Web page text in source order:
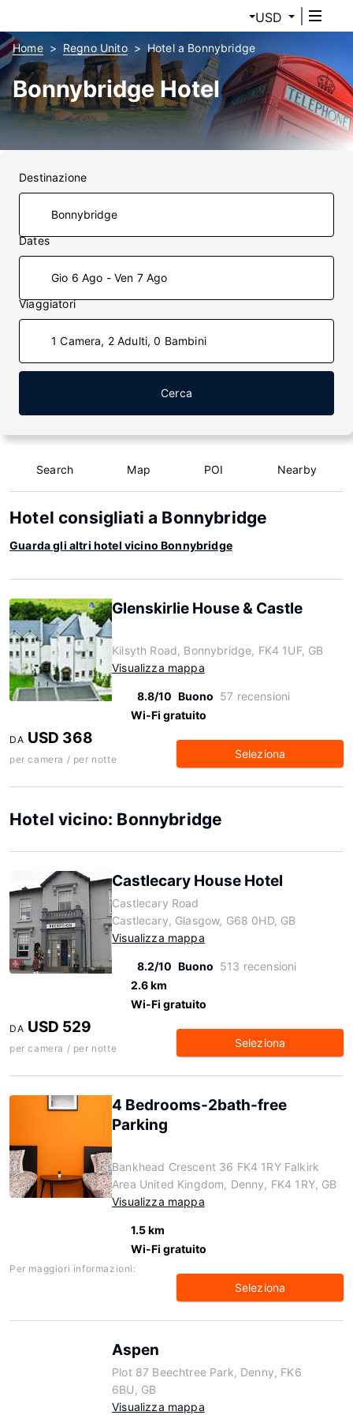
USD
Home Regno Unito Hotel a Bonnybridge
Bonnybridge Hotel
Destinazione
Dates
Gio 6 Ago - Ven 7 Ago
Viaggiatori
1 Camera, 2 Adulti, 0 Bambini
Cerca
Search Map POI Nearby
Hotel consigliati a Bonnybridge
Guarda gli altri hotel vicino Bonnybridge
Glenskirlie House & Castle
Kilsyth Road, Bonnybridge, FK4 1UF, GB
Visualizza mappa
8.8/10 Buono 57 recensioni
Wi-Fi gratuito
DA USD 368
per camera / per notte Seleziona
Hotel vicino: Bonnybridge
Castlecary House Hotel
Castlecary Road
Castlecary, Glasgow, G68 0HD, GB
Visualizza mappa
8.2/10 Buono 513 recensioni
2.6 km
Wi-Fi gratuito
DA USD 529
per camera / per notte Seleziona
4 Bedrooms-2bath-free
Parking
Bankhead Crescent 36 FK4 1RY Falkirk
Area United Kingdom, Denny, FK4 1RY, GB
Visualizza mappa
1.5 km
Wi-Fi gratuito
Per maggiori informazioni:
Seleziona
Aspen
Plot 87 Beechtree Park, Denny, FK6
6BU, GB
Visualizza mappa